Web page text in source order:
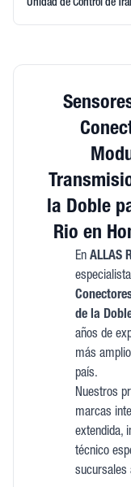
Unidad de Control de
la Doble
Rio en
En ALLAS
de la
años de
más
país.
Nuestros
marcas
extendida,
técnico
sucursales